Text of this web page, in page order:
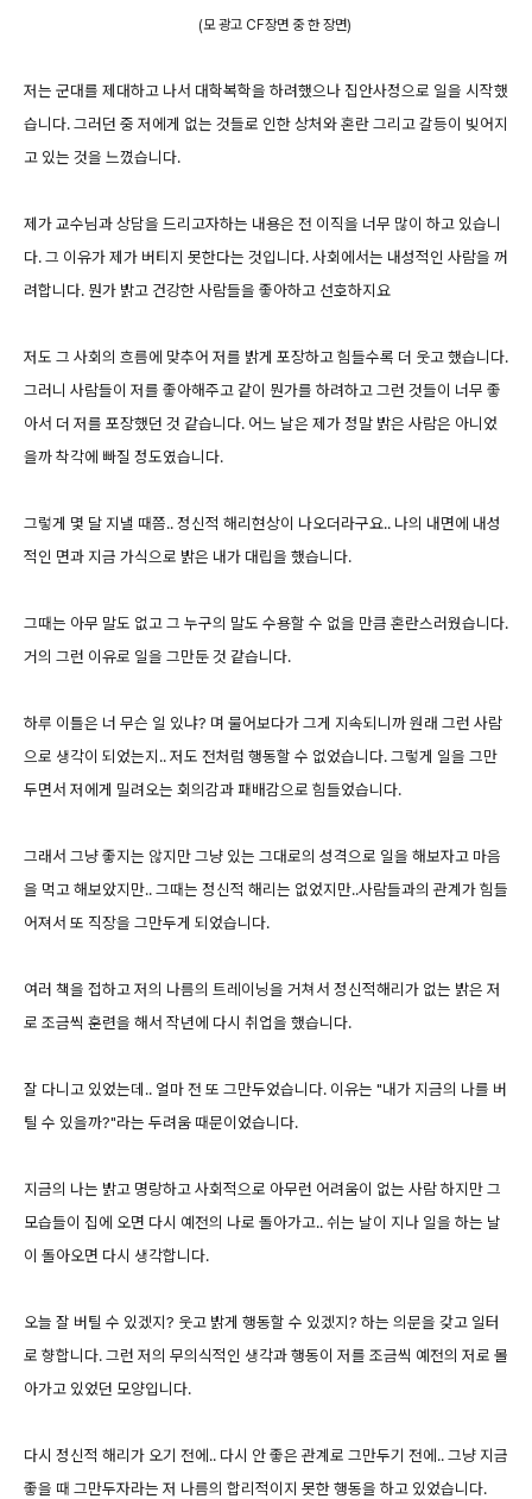
(모 광고 CF장면 중 한 장면)
저는 군대를 제대하고 나서 대학복학을 하려했으나 집안사정으로 일을 시작했
습니다. 그러던 중 저에게 없는 것들로 인한 상처와 혼란 그리고 갈등이 빚어지
고 있는 것을 느꼈습니다.
제가 교수님과 상담을 드리고자하는 내용은 전 이직을 너무 많이 하고 있습니
다. 그 이유가 제가 버티지 못한다는 것입니다. 사회에서는 내성적인 사람을 꺼
려합니다. 뭔가 밝고 건강한 사람들을 좋아하고 선호하지요
저도 그 사회의 흐름에 맞추어 저를 밝게 포장하고 힘들수록 더 웃고 했습니다.
그러니 사람들이 저를 좋아해주고 같이 뭔가를 하려하고 그런 것들이 너무 좋
아서 더 저를 포장했던 것 같습니다. 어느 날은 제가 정말 밝은 사람은 아니었
을까 착각에 빠질 정도였습니다.
그렇게 몇 달 지낼 때쯤.. 정신적 해리현상이 나오더라구요.. 나의 내면에 내성
적인 면과 지금 가식으로 밝은 내가 대립을 했습니다.
그때는 아무 말도 없고 그 누구의 말도 수용할 수 없을 만큼 혼란스러웠습니다.
거의 그런 이유로 일을 그만둔 것 같습니다.
하루 이틀은 너 무슨 일 있냐? 며 물어보다가 그게 지속되니까 원래 그런 사람
으로 생각이 되었는지.. 저도 전처럼 행동할 수 없었습니다. 그렇게 일을 그만
두면서 저에게 밀려오는 회의감과 패배감으로 힘들었습니다.
그래서 그냥 좋지는 않지만 그냥 있는 그대로의 성격으로 일을 해보자고 마음
을 먹고 해보았지만.. 그때는 정신적 해리는 없었지만..사람들과의 관계가 힘들
어져서 또 직장을 그만두게 되었습니다.
여러 책을 접하고 저의 나름의 트레이닝을 거쳐서 정신적해리가 없는 밝은 저
로 조금씩 훈련을 해서 작년에 다시 취업을 했습니다.
잘 다니고 있었는데.. 얼마 전 또 그만두었습니다. 이유는 "내가 지금의 나를 버
틸 수 있을까?"라는 두려움 때문이었습니다.
지금의 나는 밝고 명랑하고 사회적으로 아무런 어려움이 없는 사람 하지만 그
모습들이 집에 오면 다시 예전의 나로 돌아가고.. 쉬는 날이 지나 일을 하는 날
이 돌아오면 다시 생각합니다.
오늘 잘 버틸 수 있겠지? 웃고 밝게 행동할 수 있겠지? 하는 의문을 갖고 일터
로 향합니다. 그런 저의 무의식적인 생각과 행동이 저를 조금씩 예전의 저로 몰
아가고 있었던 모양입니다.
다시 정신적 해리가 오기 전에.. 다시 안 좋은 관계로 그만두기 전에.. 그냥 지금
좋을 때 그만두자라는 저 나름의 합리적이지 못한 행동을 하고 있었습니다.